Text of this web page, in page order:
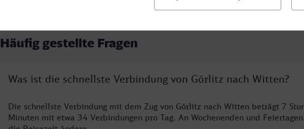
Häufig gestellte Fragen
Was ist die schnellste Verbindung von Görlitz nach Witten?
Die schnellste Verbindung mit dem Zug von Görlitz nach Witten beträgt 7
Minuten mit etwa 34 Verbindungen pro Tag. An Wochenenden und